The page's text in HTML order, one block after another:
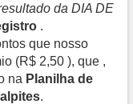
da DIA DE
.
que nosso
(R$ 2,50 ), que ,
na Planilha de
.